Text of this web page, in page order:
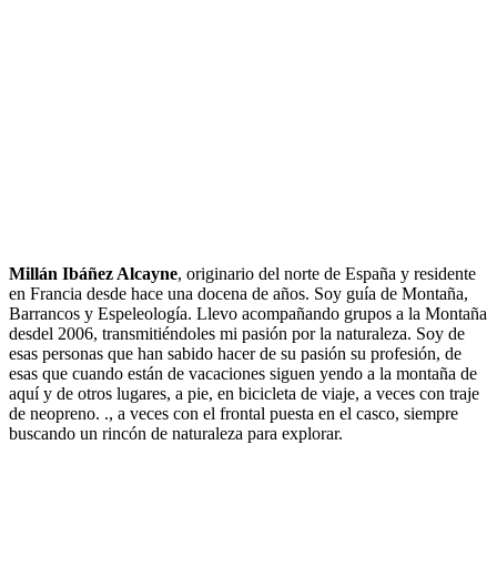
Millán Ibáñez Alcayne, originario del norte de España y residente
en Francia desde hace una docena de años. Soy guía de Montaña,
Barrancos y Espeleología. Llevo acompañando grupos a la Montaña
desdel 2006, transmitiéndoles mi pasión por la naturaleza. Soy de
esas personas que han sabido hacer de su pasión su profesión, de
esas que cuando están de vacaciones siguen yendo a la montaña de
aquí y de otros lugares, a pie, en bicicleta de viaje, a veces con traje
de neopreno. ., a veces con el frontal puesta en el casco, siempre
buscando un rincón de naturaleza para explorar.